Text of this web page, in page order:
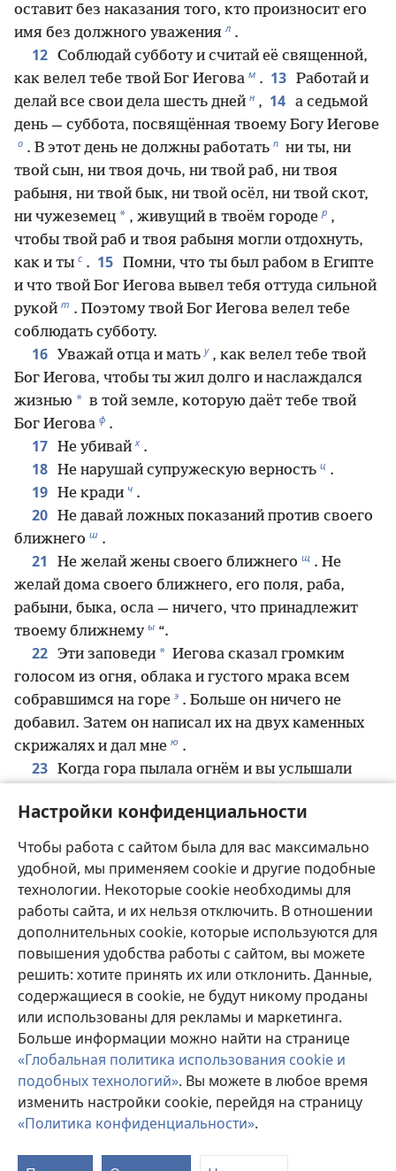
Настройки конфиденциальности
Чтобы работа с сайтом была для вас максимально
удобной, мы применяем cookie и другие подобные
технологии. Некоторые cookie необходимы для
работы сайта, и их нельзя отключить. В отношении
дополнительных cookie, которые используются для
повышения удобства работы с сайтом, вы можете
решить: хотите принять их или отклонить. Данные,
содержащиеся в cookie, не будут никому проданы
или использованы для рекламы и маркетинга.
Больше информации можно найти на странице
«Глобальная политика использования cookie и
подобных технологий». Вы можете в любое время
изменить настройки cookie, перейдя на страницу
«Политика конфиденциальности».
оставит без наказания того, кто произносит его
имя без должного уважения л .
12 Соблюдай субботу и считай её священной,
как велел тебе твой Бог Иегова м . 13 Работай и
делай все свои дела шесть дней н , 14 а седьмой
день — суббота, посвящённая твоему Богу Иегове
о . В этот день не должны работать п ни ты, ни
твой сын, ни твоя дочь, ни твой раб, ни твоя
рабыня, ни твой бык, ни твой осёл, ни твой скот,
ни чужеземец * , живущий в твоём городе р ,
чтобы твой раб и твоя рабыня могли отдохнуть,
как и ты с . 15 Помни, что ты был рабом в Египте
и что твой Бог Иегова вывел тебя оттуда сильной
рукой т . Поэтому твой Бог Иегова велел тебе
соблюдать субботу.
16 Уважай отца и мать у , как велел тебе твой
Бог Иегова, чтобы ты жил долго и наслаждался
жизнью * в той земле, которую даёт тебе твой
Бог Иегова ф .
17 Не убивай х .
18 Не нарушай супружескую верность ц .
19 Не кради ч .
20 Не давай ложных показаний против своего
ближнего ш .
21 Не желай жены своего ближнего щ . Не
желай дома своего ближнего, его поля, раба,
рабыни, быка, осла — ничего, что принадлежит
твоему ближнему ы “.
22 Эти заповеди * Иегова сказал громким
голосом из огня, облака и густого мрака всем
собравшимся на горе э . Больше он ничего не
добавил. Затем он написал их на двух каменных
скрижалях и дал мне ю .
23 Когда гора пылала огнём и вы услышали
я
племён и старейшины. 24 Вы сказали: „Наш Бог
Иегова показал нам свою славу и величие, и мы
слышали его голос из огня а . Сегодня мы увидели,
что Бог может говорить с человеком и тот может
остаться в живых
. 25 Но это сильное пламя
сожжёт нас. Зачем нам умирать? Если мы и
дальше будем слышать голос нашего Бога
Иеговы, мы точно умрём. 26 Разве кто-нибудь из
людей слышал голос живого Бога, говорящего из
огня, как слышали мы, и остался в живых? 27
пойди и выслушай всё, что скажет наш Бог
Иегова. А потом ты расскажешь нам всё, что
скажет тебе наш Бог Иегова, и мы выслушаем это
и будем исполнять
в
Иегова услышал ваши слова. Тогда Иегова
сказал мне: „Я услышал слова, которые сказали